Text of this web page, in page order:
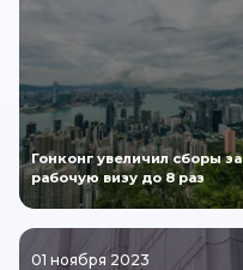
Гонконг увеличил сборы за
рабочую визу до 8 раз
01 ноября 2023